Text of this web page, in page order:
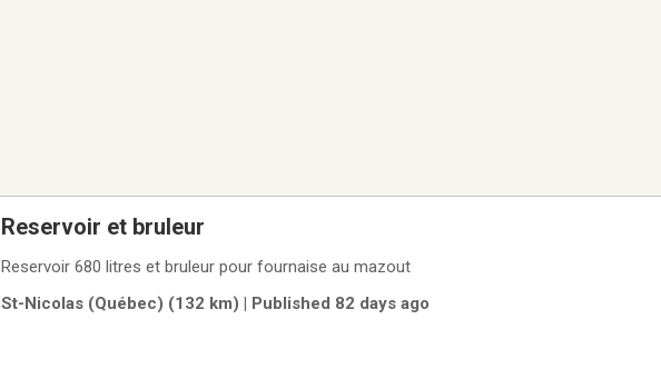
Reservoir et bruleur
Reservoir 680 litres et bruleur pour fournaise au mazout
St-Nicolas (Québec) (132 km) | Published 82 days ago